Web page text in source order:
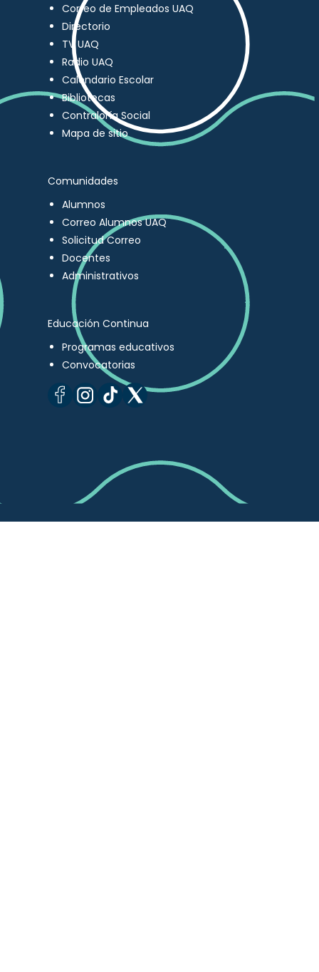
Correo de Empleados UAQ
Directorio
TV UAQ
Radio UAQ
Calendario Escolar
Bibliotecas
Contraloría Social
Mapa de sitio
Comunidades
Alumnos
Correo Alumnos UAQ
Solicitud Correo
Docentes
Administrativos
Educación Continua
Programas educativos
Convocatorias